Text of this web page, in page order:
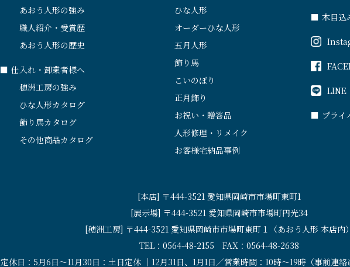
あおう人形の強み
職人紹介・受賞歴
あおう人形の歴史
■ 仕入れ・卸業者様へ
穂洲工房の強み
ひな人形カタログ
飾り馬カタログ
その他商品カタログ
ひな人形
オーダーひな人形
五月人形
飾り馬
こいのぼり
正月飾り
お祝い・贈答品
人形修理・リメイク
お客様宅納品事例
■ 木目込
LINE
■ プライ
[本店] 〒444-3521 愛知県岡崎市市場町東町1
[展示場] 〒444-3521 愛知県岡崎市市場町円光34
[穂洲工房] 〒444-3521 愛知県岡崎市市場町東町１（あおう人形 本店内
TEL：0564-48-2155 FAX：0564-48-2638
定休日：5月6日〜11月30日：土日定休 ｜12月31日、1月1日／営業時間：10時〜19時（事前連